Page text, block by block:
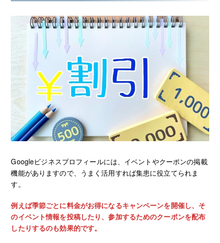
Googleビジネスプロフィールには、イベントやクーポンの掲載
機能がありますので、うまく活用すれば集患に役立てられま
す。
例えば季節ごとに料金がお得になるキャンペーンを開催し、そ
のイベント情報を投稿したり、参加するためのクーポンを配布
したりするのも効果的です。